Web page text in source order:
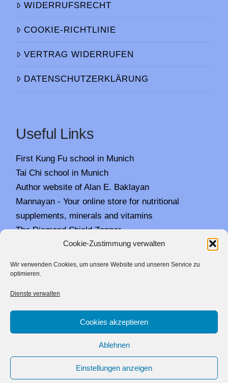
Cookie-Zustimmung verwalten
Wir verwenden Cookies, um unsere Website und unseren Service zu
optimieren.
Dienste verwalten
Cookies akzeptieren
Ablehnen
Einstellungen anzeigen
WIDERRUFSRECHT
COOKIE-RICHTLINIE
VERTRAG WIDERRUFEN
DATENSCHUTZERKLÄRUNG
Useful Links
First Kung Fu school in Munich
Tai Chi school in Munich
Author website of Alan E. Baklayan
Mannayan - Your online store for nutritional
supplements, minerals and vitamins
The Diamond Shield Zapper
Trikombin - The trimensional frequency device by
Facebook
YouTube
IMPRESSUM
HAFTUNGSAUSSCHLUSS
VERTRAG WIDERRUFEN
DATENSCHUTZERKLÄRUNG